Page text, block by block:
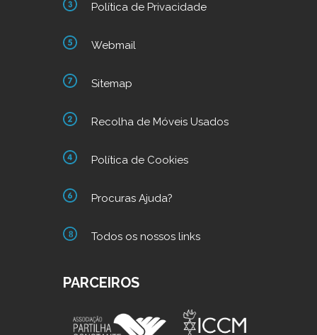
Política de Privacidade
Webmail
Sitemap
Recolha de Móveis Usados
Política de Cookies
Procuras Ajuda?
Todos os nossos links
PARCEIROS